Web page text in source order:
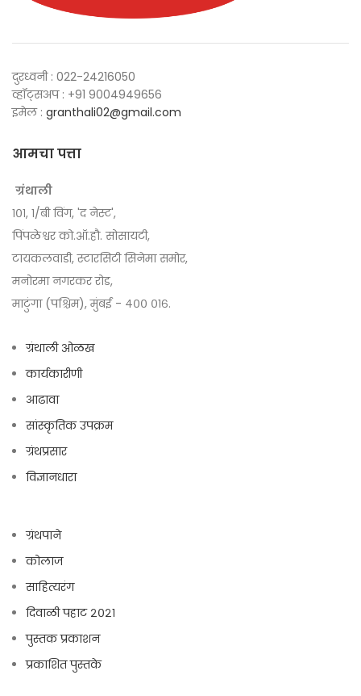
दुरध्वनी : 022-24216050
व्हॉट्सअप : +91 9004949656
इमेल : granthali02@gmail.com
आमचा पत्ता
ग्रंथाली
१०१, १/बी विंग, 'द नेस्ट',
पिंपळेश्वर को.ऑ.हौ. सोसायटी,
टायकलवाडी, स्टारसिटी सिनेमा समोर,
मनोरमा नगरकर रोड,
माटुंगा (पश्चिम), मुंबई - ४०० ०१६.
ग्रंथाली ओळख
कार्यकारीणी
आढावा
सांस्कृतिक उपक्रम
ग्रंथप्रसार
विज्ञानधारा
ग्रंथपाने
कोलाज
साहित्यरंग
दिवाळी पहाट २०२१
पुस्तक प्रकाशन
प्रकाशित पुस्तके